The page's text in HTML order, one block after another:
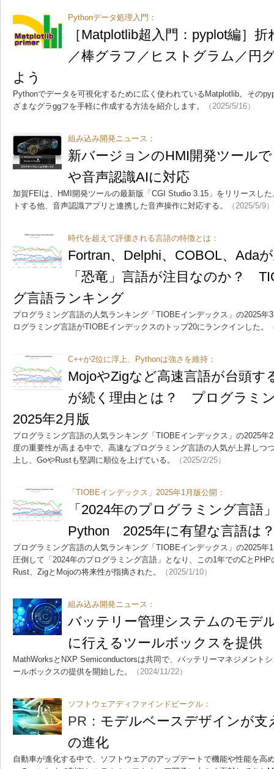
Pythonデータ処理入門：
［Matplotlib超入門：pyplot編］
／棒グラフ／ヒストグラム／円
よう
Pythonでデータを可視化するために広く使われているMatplotlib。その
ざまなグラggフを手軽に作成する方法を紹介します。
（2025/5/16）
組み込み開発ニュース：
新バージョンのHMI開発ツール
や音声認識AIに対応
加賀FEIは、HMI開発ツールの最新版「CGI Studio 3.15」をリリースし
トする他、音声認識アプリと連携した音声操作に対応する。
（2025/5/9）
時代を超えて評価される言語の特徴とは：
Fortran、Delphi、COBOL、
「恐竜」言語が注目なのか？
グ言語ランキング
プログラミング言語の人気ランキング「TIOBEインデックス」の2025年
ログラミング言語がTIOBEインデックスのトップ20にランクインした。
C++が2位に浮上、Pythonは強さを維持：
MojoやZigなど高速言語が台頭す
が続く理由とは？ プログラミ
2025年2月版
プログラミング言語の人気ランキング「TIOBEインデックス」の2025年
度の重要性が高まる中で、高速なプログラミング言語の人気が上昇しつ
上し、GoやRustも堅調に順位を上げている。
（2025/2/25）
「TIOBEインデックス」2025年1月版公開：
「2024年のプログラミング言語
Python 2025年に有望な言語は
プログラミング言語の人気ランキング「TIOBEインデックス」の2025年
圧倒して「2024年のプログラミング言語」となり、この1年でのCと
Rust、ZigとMojoの将来性が指摘された。
（2025/1/10）
組み込み開発ニュース：
バッテリー管理システムのモデ
に行えるツールボックスを提供
MathWorksとNXP Semiconductorsは共同で、バッテリーマネジメント
ールボックスの提供を開始した。
（2024/11/22）
ソフトウェアディファインドビークル：
PR： モデルベースデザインが支
の進化
自動車が進化する中で、ソフトウェアのアップデートで機能や性能を高